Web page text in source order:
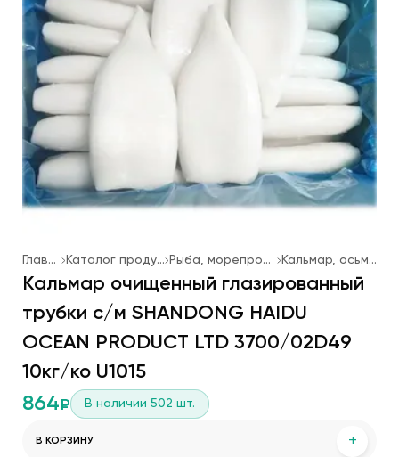
Главная Каталог продукции Рыба, морепродукты Кальмар, осьминог
Кальмар очищенный глазированный
трубки с/м SHANDONG HAIDU
OCEAN PRODUCT LTD 3700/02D49
10кг/ко U1015
864₽ В наличии 502 шт.
В КОРЗИНУ +